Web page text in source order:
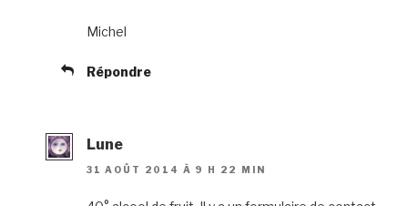
Michel
Répondre
Lune
31 AOÛT 2014 À 9 H 22 MIN